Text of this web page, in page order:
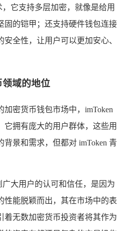
它支持多层加密，就像是给用
固的铠甲；还支持硬件钱包连接
全性，让用户可以更加安心、
域的地位
密货币钱包市场中，imToken
它拥有庞大的用户群体，这些用
景和需求，但都对 imToken 青
广大用户的认可和信任，是因为
性能脱颖而出，其在市场中的表
着无数加密货币投资者将其作为